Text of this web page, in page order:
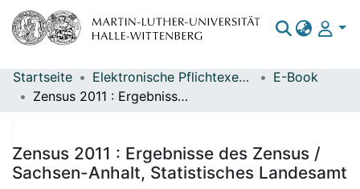
Bereiche & Sammlungen
Statistiken
Startseite Elektronische Pflichtexemplare
E-Book
Zensus 2011 : Ergebnisse des Zensus / Sachsen-Anhalt, Statistisches Landesamt
Zensus 2011 : Ergebnisse des Zensus /
Sachsen-Anhalt, Statistisches Landesamt